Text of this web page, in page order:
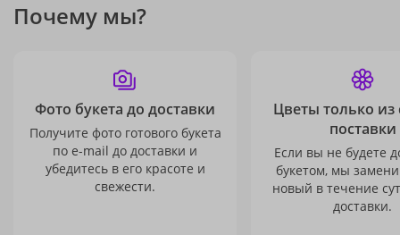
Почему мы?
Фото букета до доставки
Получите фото готового букета
по e-mail до доставки и
убедитесь в его красоте и
свежести.
Цветы только из
поставки
Если вы не будете
букетом, мы
новый в течение
доставки.